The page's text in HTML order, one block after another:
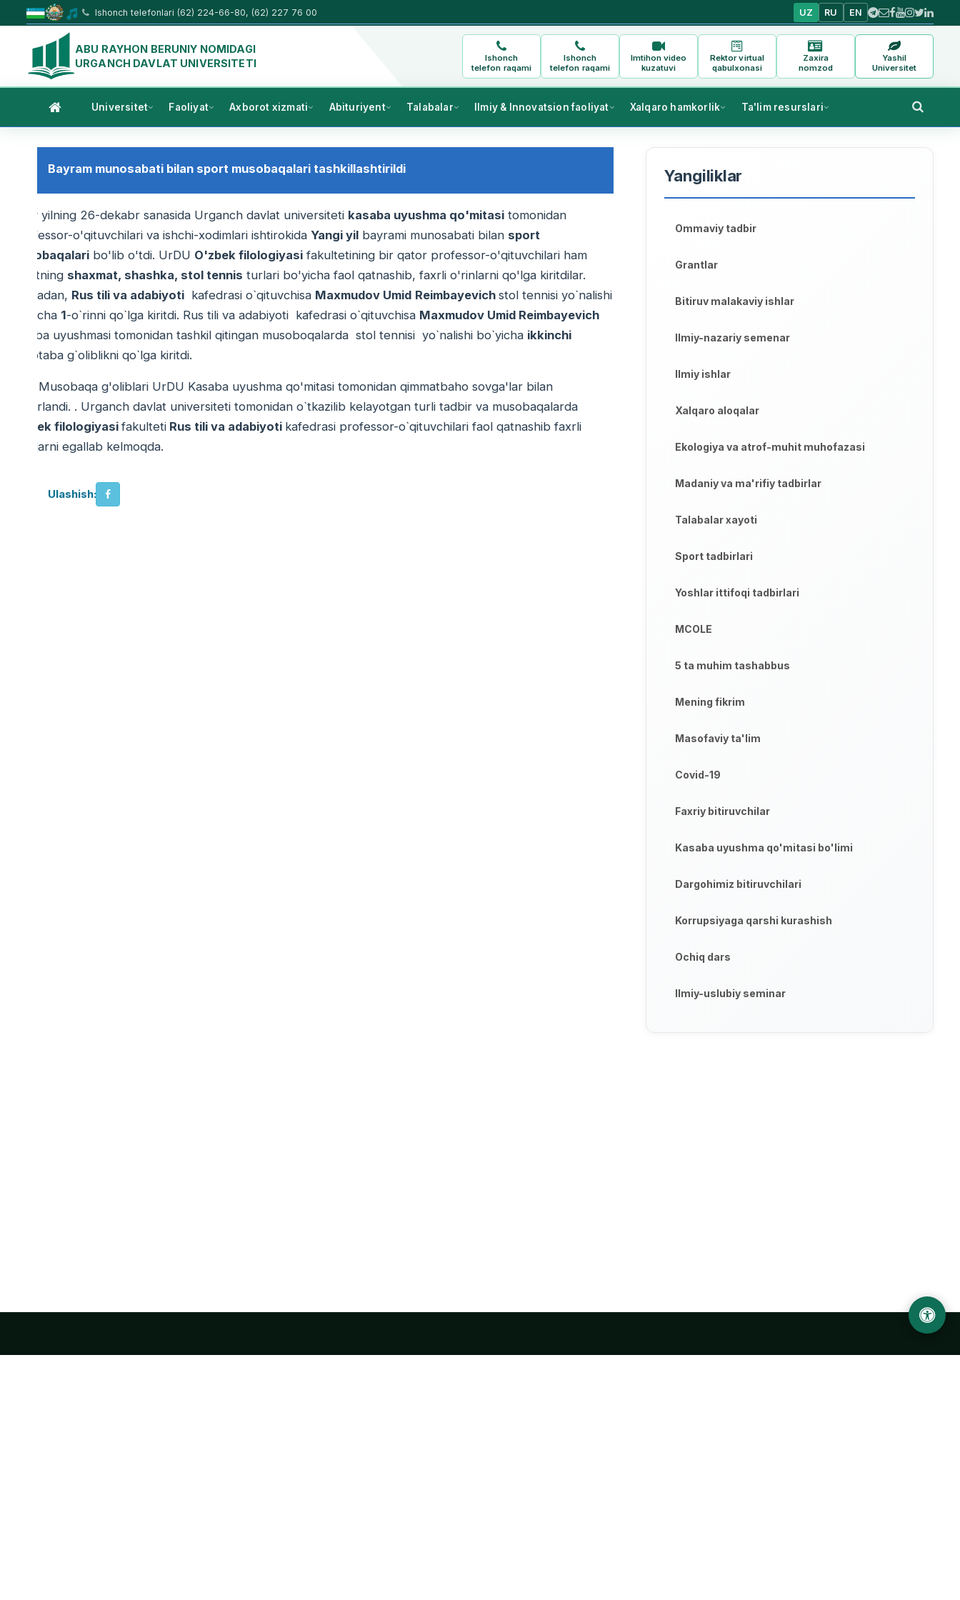
Ishonch telefonlari (62) 224-66-80, (62) 227 76 00 UZ RU EN
ABU RAYHON BERUNIY NOMIDAGI
URGANCH DAVLAT UNIVERSITETI
Ishonch
telefon raqami
Ishonch
telefon raqami
Imtihon video
kuzatuvi
Rektor virtual
qabulxonasi
Zaxira
nomzod
Yashil
Universitet
Universitet Faoliyat Axborot xizmati Abituriyent Talabalar Ilmiy & Innovatsion faoliyat Xalqaro hamkorlik Ta'lim resurslari
Bayram munosabati bilan sport musobaqalari tashkillashtirildi
Joriy yilning 26-dekabr sanasida Urganch davlat universiteti kasaba uyushma qo'mitasi tomonidan
professor-o'qituvchilari va ishchi-xodimlari ishtirokidaYangi yil bayrami munosabati bilan sport
musobaqalari bo'lib o'tdi. UrDU O'zbek filologiyasi fakultetining bir qator professor-o'qituvchilari ham
sportning shaxmat, shashka, stol tennis turlari bo'yicha faol qatnashib, faxrli o'rinlarni qo'lga kiritdilar.
Jumladan, Rus tili va adabiyoti kafedrasi o`qituvchisa Maxmudov Umid Reimbayevichstol tennisi yo`nalishi
bo`yicha 1-o`rinni qo`lga kiritdi. Rus tili va adabiyoti kafedrasi o`qituvchisa Maxmudov Umid Reimbayevich
kasaba uyushmasi tomonidan tashkil qitingan musoboqalarda stol tennisi yo`nalishi bo`yicha ikkinchi
marotaba g`oliblikni qo`lga kiritdi.
Musobaqa g'oliblari UrDU Kasaba uyushma qo'mitasi tomonidan qimmatbaho sovga'lar bilan
taqdirlandi. . Urganch davlat universiteti tomonidan o`tkazilib kelayotgan turli tadbir va musobaqalarda
O'zbek filologiyasifakulteti Rus tili va adabiyoti kafedrasi professor-o`qituvchilari faol qatnashib faxrli
o`rinlarni egallab kelmoqda.
Ulashish:
Yangiliklar
Ommaviy tadbir
Grantlar
Bitiruv malakaviy ishlar
Ilmiy-nazariy semenar
Ilmiy ishlar
Xalqaro aloqalar
Ekologiya va atrof-muhit muhofazasi
Madaniy va ma'rifiy tadbirlar
Talabalar xayoti
Sport tadbirlari
Yoshlar ittifoqi tadbirlari
MCOLE
5 ta muhim tashabbus
Mening fikrim
Masofaviy ta'lim
Covid-19
Faxriy bitiruvchilar
Kasaba uyushma qo'mitasi bo'limi
Dargohimiz bitiruvchilari
Korrupsiyaga qarshi kurashish
Ochiq dars
Ilmiy-uslubiy seminar